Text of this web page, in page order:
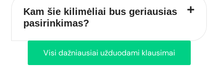
Kam šie kilimėliai bus geriausias
pasirinkimas?
Visi dažniausiai užduodami klausimai